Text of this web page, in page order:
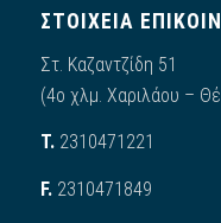
ΣΤΟΙΧΕΙΑ
Στ. Καζαντζίδη 51
(4ο χλμ. Χαριλάου –
Τ.2310471221
F. 2310471849